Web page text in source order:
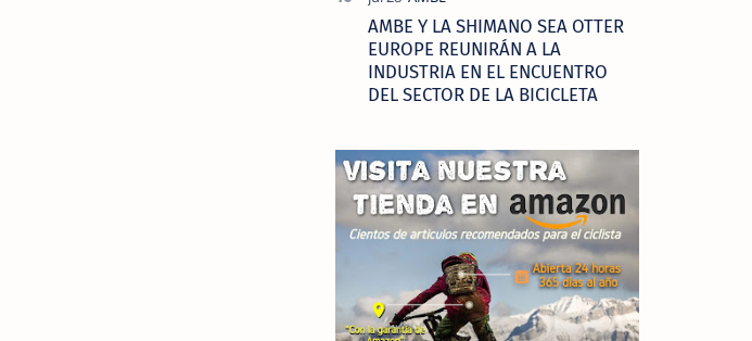
AMBE Y LA SHIMANO SEA OTTER
EUROPE REUNIRÁN A LA
INDUSTRIA EN EL ENCUENTRO
DEL SECTOR DE LA BICICLETA